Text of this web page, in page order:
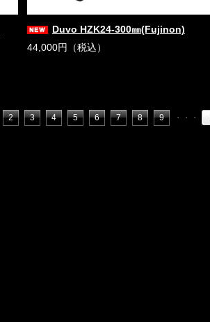
Duvo HZK24-300㎜(Fujinon)
44,000円（税込）
2 3 4 5 6 7 8 9 ・・・